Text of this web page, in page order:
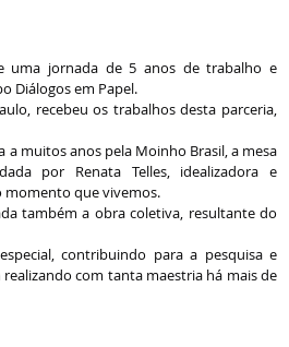
uma jornada de 5 anos de trabalho e
Diálogos em Papel.
recebeu os trabalhos desta parceria,
muitos anos pela Moinho Brasil, a mesa
por Renata Telles, idealizadora e
momento que vivemos.
também a obra coletiva, resultante do
contribuindo para a pesquisa e
com tanta maestria há mais de